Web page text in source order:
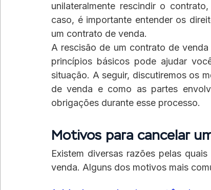
unilateralmente rescindir o
caso, é importante entender os
um contrato de venda.
A rescisão de um contrato de
princípios básicos pode ajudar
situação. A seguir, discutiremos os
de venda e como as partes
obrigações durante esse processo.
Motivos para cancelar
Existem diversas razões pelas
venda. Alguns dos motivos mais